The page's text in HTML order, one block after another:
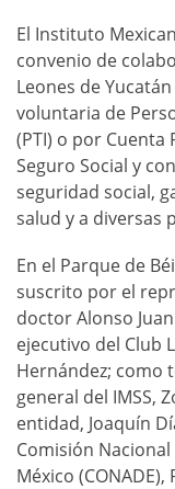
El Instituto
convenio de
Leones de
voluntaria de
(PTI) o por Cuenta
Seguro Social y
seguridad social,
salud y a diversas
En el Parque de
suscrito por el
doctor Alonso
ejecutivo del Club
Hernández; como
general del IMSS,
entidad, Joaquín
Comisión
México